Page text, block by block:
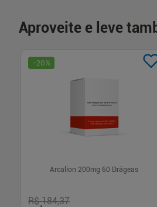
Aproveite e leve
-20%
Arcalion 200mg 60 Drágeas
R$ 184,37